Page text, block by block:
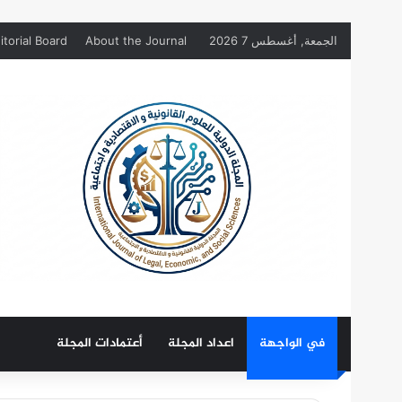
الجمعة, أغسطس 7 2026 About the Journal
Board
في الواجهة اعداد المجلة أعتمادات المجلة